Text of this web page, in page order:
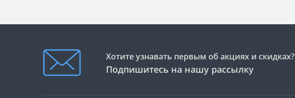
Хотите узнавать первым об акциях и скидках?
Подпишитесь на нашу рассылку